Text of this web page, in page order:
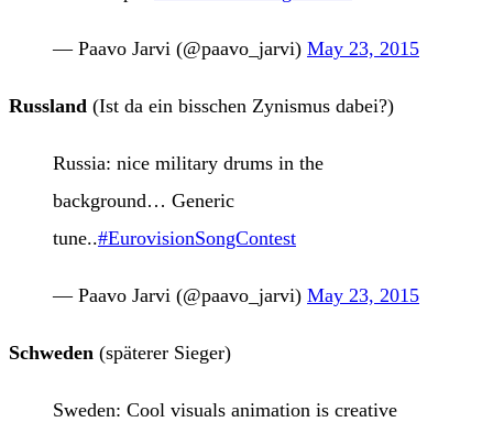
— Paavo Jarvi (@paavo_jarvi) May 23, 2015
Russland (Ist da ein bisschen Zynismus dabei?)
Russia: nice military drums in the
background… Generic
tune..#EurovisionSongContest
— Paavo Jarvi (@paavo_jarvi) May 23, 2015
Schweden (späterer Sieger)
Sweden: Cool visuals animation is creative